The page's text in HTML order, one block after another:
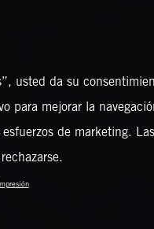
usted da su
para mejorar la
de marketing.